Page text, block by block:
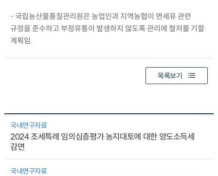
- 국립농산물품질관리원은 농업인과 지역농협이 면세유 관련
규정을 준수하고 부정유통이 발생하지 않도록 관리에 철저를 기할
계획임.
목록보기
국내연구자료
2024 조세특례 임의심층평가 농지대토에 대한 양도소득세
감면
국내연구자료